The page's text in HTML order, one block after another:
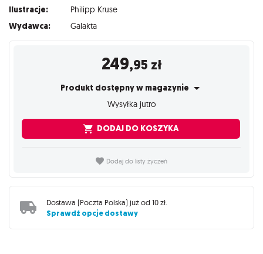
Ilustracje: Philipp Kruse
Wydawca: Galakta
249,95 zł
Produkt dostępny w magazynie
Wysyłka jutro
DODAJ DO KOSZYKA
Dodaj do listy życzeń
Dostawa (Poczta Polska) już od 10 zł
Sprawdź opcje dostawy